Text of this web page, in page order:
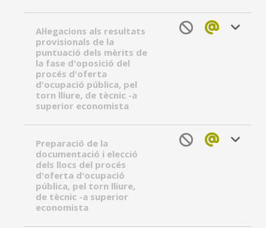
Al·legacions als resultats
provisionals de la
puntuació dels mèrits de
la fase d'oposició del
procés d'oferta
d'ocupació pública, pel
torn lliure, de tècnic -a
superior economista
Preparació de la
documentació i elecció
dels llocs del procés
d'oferta d'ocupació
pública, pel torn lliure,
de tècnic -a superior
economista